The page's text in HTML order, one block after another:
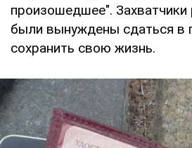
произошедшее". Захватчики
были вынуждены сдаться в
сохранить свою жизнь.